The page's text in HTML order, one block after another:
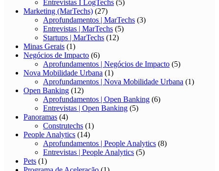
Entrevistas I LogTechs (5)
Marketing (MarTechs) (27)
Aprofundamentos | MarTechs (3)
Entrevistas | MarTechs (5)
Startups | MarTechs (12)
Minas Gerais (1)
Negócios de Impacto (6)
Aprofundamentos | Negócios de Impacto (5)
Nova Mobilidade Urbana (1)
Aprofundamentos | Nova Mobilidade Urbana (1)
Open Banking (12)
Aprofundamentos | Open Banking (6)
Entrevistas | Open Banking (5)
Panoramas (4)
Construtechs (1)
People Analytics (14)
Aprofundamentos | People Analytics (8)
Entrevistas | People Analytics (5)
Pets (1)